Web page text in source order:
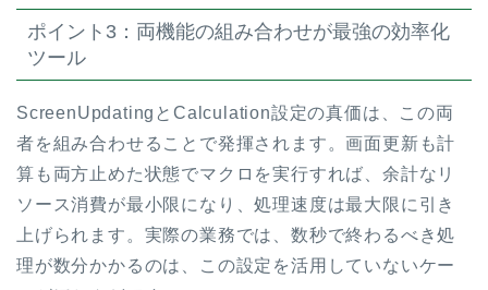
ポイント3：両機能の組み合わせが最強の効率化
ツール
ScreenUpdatingとCalculation設定の真価は、この両
者を組み合わせることで発揮されます。画面更新も計
算も両方止めた状態でマクロを実行すれば、余計なリ
ソース消費が最小限になり、処理速度は最大限に引き
上げられます。実際の業務では、数秒で終わるべき処
理が数分かかるのは、この設定を活用していないケー